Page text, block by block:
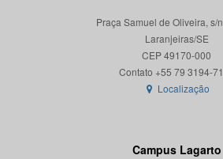
Praça Samuel de Oliveira, s/
Laranjeiras/SE
CEP 49170-000
Localização
Campus Lagarto